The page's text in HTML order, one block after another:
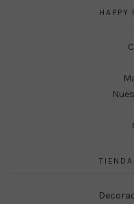
HAPPY